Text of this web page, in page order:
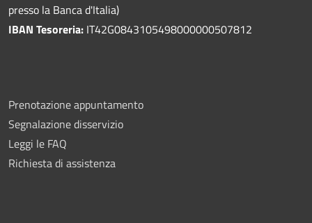
presso la Banca d'Italia)
IBAN Tesoreria: IT42G0843105498000000507812
Prenotazione appuntamento
Segnalazione disservizio
Leggi le FAQ
Richiesta di assistenza